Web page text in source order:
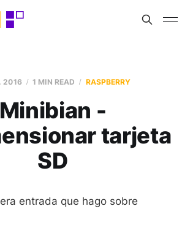
2016 1 MIN READ RASPBERRY
Minibian -
tarjeta
SD
entrada que hago sobre